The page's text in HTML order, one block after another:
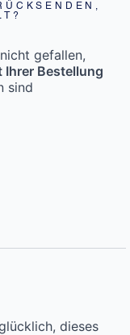
gefallen,
Ihrer Bestellung
sind
dieses